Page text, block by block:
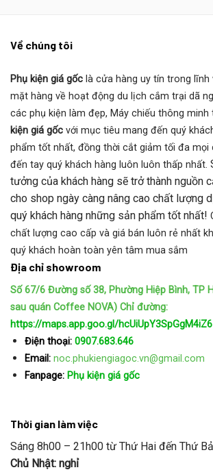
Về chúng tôi
Phụ kiện giá gốc là cửa hàng uy tín trong
mặt hàng về hoạt động du lịch cắm trại dã
các phụ kiện làm đẹp, Máy chiếu thông minh
kiện giá gốc với mục tiêu mang đến quý
phẩm tốt nhất, đồng thời cắt giảm tối đa mọi
đến tay quý khách hàng luôn luôn thấp nhất.
tưởng của khách hàng sẽ trở thành nguồn
cho shop ngày càng nâng cao chất lượng
quý khách hàng những sản phẩm tốt nhất!
chất lượng cao cấp và giá bán luôn rẻ nhất
quý khách hoàn toàn yên tâm mua sắm
Địa chỉ showroom
Số 67/6 Đường số 38, Phường Hiệp Bình, TP
sau quán Coffee NOVA) Chỉ đường:
https://maps.app.goo.gl/hcUiUpY3SpGgM4iZ6
Điện thoại: 0907.683.646
Email:noc.phukiengiagoc.vn@gmail.com
Fanpage:Phụ kiện giá gốc
Thời gian làm việc
Sáng 8h00 – 21h00 từ Thứ Hai đến Thứ
Chủ Nhật: nghỉ